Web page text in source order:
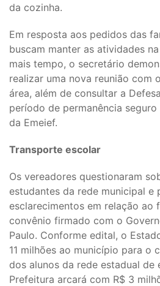
da cozinha.
Em resposta aos pedidos das
buscam manter as atividades
mais tempo, o secretário
realizar uma nova reunião com
área, além de consultar a
período de permanência
da Emeief.
Transporte escolar
Os vereadores questionaram
estudantes da rede municipal e
esclarecimentos em relação ao
convênio firmado com o
Paulo. Conforme edital, o
11 milhões ao município para o
dos alunos da rede estadual de
Prefeitura arcará com R$ 3